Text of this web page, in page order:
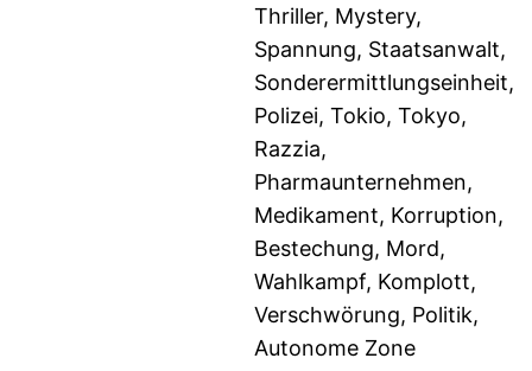
Thriller, Mystery,
Spannung, Staatsanwalt,
Sonderermittlungseinheit,
Polizei, Tokio, Tokyo,
Razzia,
Pharmaunternehmen,
Medikament, Korruption,
Bestechung, Mord,
Wahlkampf, Komplott,
Verschwörung, Politik,
Autonome Zone